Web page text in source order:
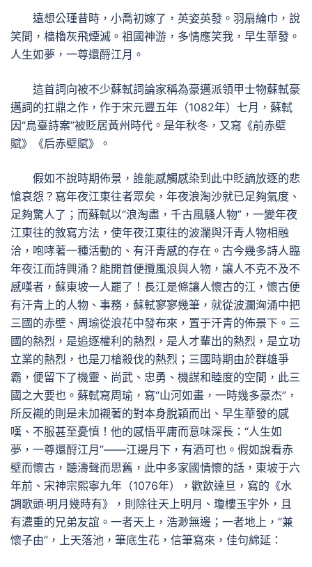
遠想公瑾昔時，小喬初嫁了，英姿英發。羽扇綸巾，說
笑間，檣櫓灰飛煙滅。祖國神游，多情應笑我，早生華發。
人生如夢，一尊還酹江月。
這首詞向被不少蘇軾詞論家稱為豪邁派領甲士物蘇軾豪
邁詞的扛鼎之作，作于宋元豐五年（1082年）七月，蘇軾
因“烏臺詩案”被貶居黃州時代。是年秋冬，又寫《前赤壁
賦》《后赤壁賦》。
假如不說時期佈景，誰能感觸感染到此中貶謫放逐的悲
愴哀怨？寫年夜江東往者眾矣，年夜浪淘沙就已足夠氣度、
足夠驚人了；而蘇軾以“浪淘盡，千古風騷人物”，一變年夜
江東往的敘寫方法，使年夜江東往的波瀾與汗青人物相融
洽，咆哮著一種活動的、有汗青感的存在。古今幾多詩人臨
年夜江而詩興涌？能開首便攬風浪與人物，讓人不克不及不
感嘆者，蘇東坡一人罷了！長江是條讓人懷古的江，懷古便
有汗青上的人物、事務，蘇軾寥寥幾筆，就從波瀾洶涌中把
三國的赤壁、周瑜從浪花中發布來，置于汗青的佈景下。三
國的熱烈，是追逐權利的熱烈，是人才輩出的熱烈，是立功
立業的熱烈，也是刀槍殺伐的熱烈；三國時期由於群雄爭
霸，便留下了機靈、尚武、忠勇、機謀和睦度的空間，此三
國之大要也。蘇軾寫周瑜，寫“山河如畫，一時幾多豪杰”，
所反襯的則是未加襯著的對本身脫穎而出、早生華發的感
嘆、不服甚至憂憤！他的感悟平庸而意味深長：“人生如
夢，一尊還酹江月”——江邊月下，有酒可也。假如說看赤
壁而懷古，聽濤聲而思舊，此中多家國情懷的話，東坡于六
年前、宋神宗熙寧九年（1076年），歡飲達旦，寫的《水
調歌頭·明月幾時有》，則除往天上明月、瓊樓玉宇外，且
有濃重的兄弟友誼。一者天上，浩渺無邊；一者地上，“兼
懷子由”，上天落池，筆底生花，信筆寫來，佳句綿延：